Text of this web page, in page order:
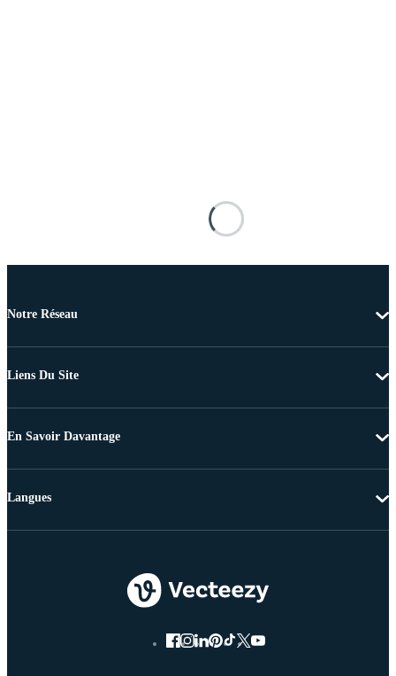
Notre Réseau
Liens Du Site
En Savoir Davantage
Langues